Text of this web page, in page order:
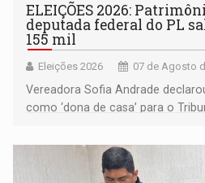
ELEIÇÕES 2026:
deputada federal do PL
155 mil
Eleições 2026 07 de Agosto
Vereadora Sofia Andrade
como ‘dona de casa’ para o